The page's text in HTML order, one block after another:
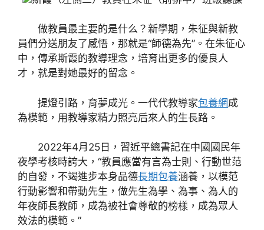
做教員最主要的是什么？新學期，朱征與新教
員們分送朋友了感悟，那就是“師德為先”。在朱征心
中，傳承斯霞的教導理念，培育出更多的優良人
才，就是對她最好的留念。
提燈引路，育夢成光。一代代教導家包養網成
為模範，用教導家精力照亮后來人的生長路。
2022年4月25日，習近平總書記在中國國民年
夜學考核時誇大，“教員應當有言為士則、行動世范
的自發，不竭進步本身品德長期包養涵養，以模范
行動影響和帶動先生，做先生為學、為事、為人的
年夜師長教師，成為被社會尊敬的榜樣，成為眾人
效法的模範。”